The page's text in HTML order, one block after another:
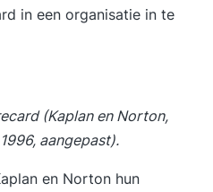
in een organisatie in te
(Kaplan en Norton,
aangepast).
en Norton hun